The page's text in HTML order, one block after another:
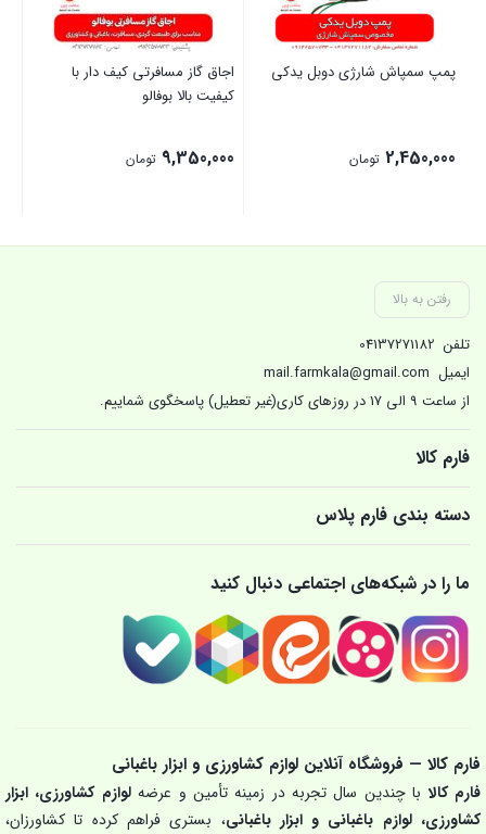
پمپ سمپاش شارژی دوبل یدکی
2,450,000 تومان
اجاق گاز مسافرتی کیف دار با
کیفیت بالا بوفالو
9,350,000 تومان
رفتن به بالا
تلفن 04137271182
ایمیل mail.farmkala@gmail.com
از ساعت 9 الی 17 در روزهای کاری(غیر تعطیل) پاسخگوی شماییم.
فارم کالا
دسته بندی فارم پلاس
ما را در شبکه‌های اجتماعی دنبال کنید
فارم کالا — فروشگاه آنلاین لوازم کشاورزی و ابزار باغبانی
فارم کالا با چندین سال تجربه در زمینه تأمین و عرضهلوازم کشاورزی، ابزار
کشاورزی، لوازم باغبانی و ابزار باغبانی، بستری فراهم کرده تا کشاورزان،